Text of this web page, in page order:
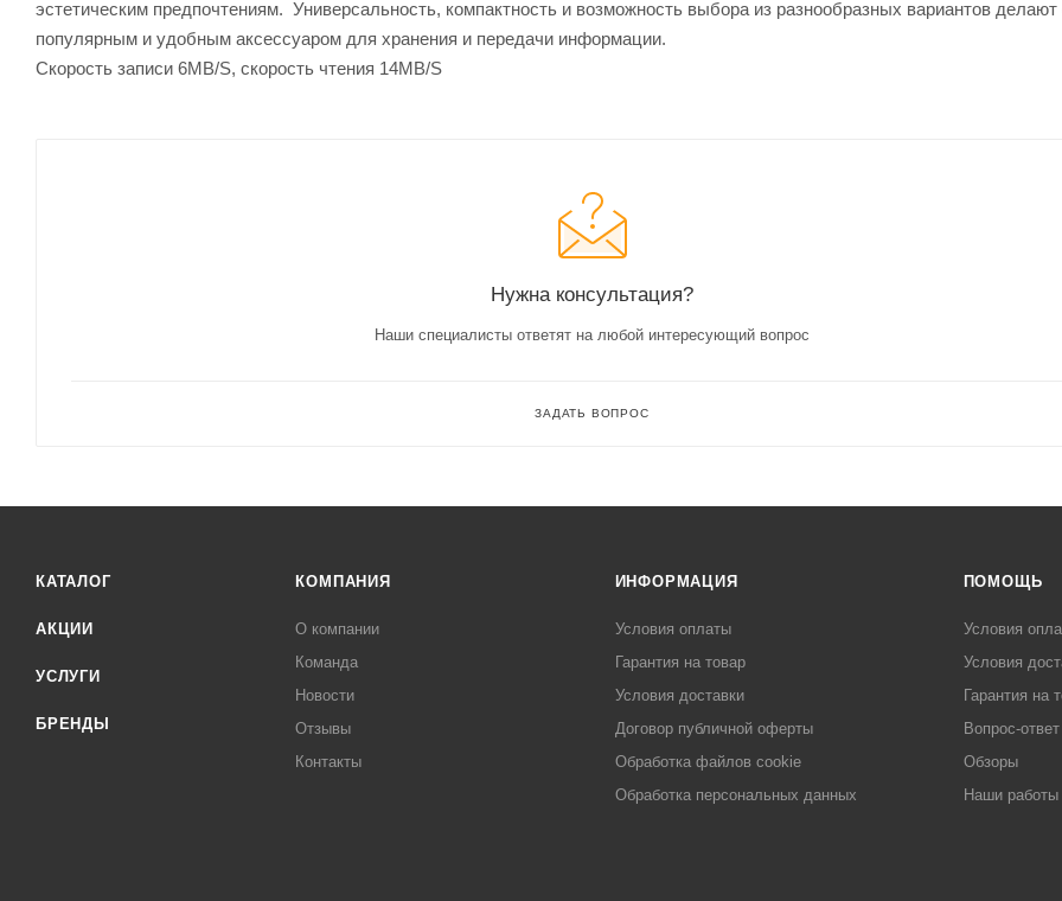
эстетическим предпочтениям. Универсальность, компактность и возможность выбора из разнообразных вариантов
популярным и удобным аксессуаром для хранения и передачи информации.
Скорость записи 6MB/S, скорость чтения 14MB/S
Нужна консультация?
Наши специалисты ответят на любой интересующий вопрос
ЗАДАТЬ ВОПРОС
КАТАЛОГ
АКЦИИ
УСЛУГИ
БРЕНДЫ
КОМПАНИЯ
О компании
Команда
Новости
Отзывы
Контакты
ИНФОРМАЦИЯ
Условия оплаты
Гарантия на товар
Условия доставки
Договор публичной оферты
Обработка файлов cookie
Обработка персональных данных
ПОМОЩЬ
Условия
Условия
Гарантия на
Вопрос-ответ
Обзоры
Наши работы